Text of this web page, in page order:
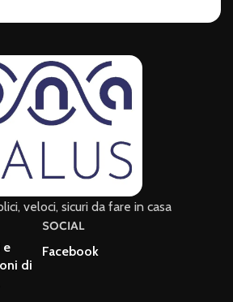
veloci, sicuri da fare in casa
e
di
SOCIAL
Facebook